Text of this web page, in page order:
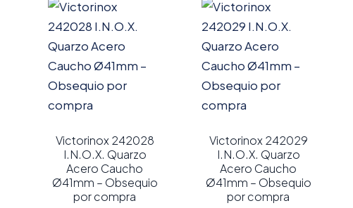
Victorinox 242028
I.N.O.X. Quarzo
Acero Caucho
Ø41mm – Obsequio
por compra
Victorinox 242029
I.N.O.X. Quarzo
Acero Caucho
Ø41mm – Obsequio
por compra